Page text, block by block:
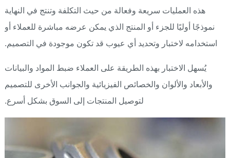
هذه العمليات سريعة وفعالة من حيث التكلفة وتنتج في النهاية
نموذجًا أوليًا للجزء أو المنتج الذي يمكن عرضه مباشرة للعملاء أو
استخدامه لاختبار وتحديد أي عيوب قد تكون موجودة في التصميم.
يُسهل الاختبار بهذه الطريقة على العملاء ضبط المواد والبيانات
والأبعاد والألوان والخصائص الفيزيائية والجوانب الأخرى للتصميم
لتوصيل المنتجات إلى السوق بشكل أسرع.